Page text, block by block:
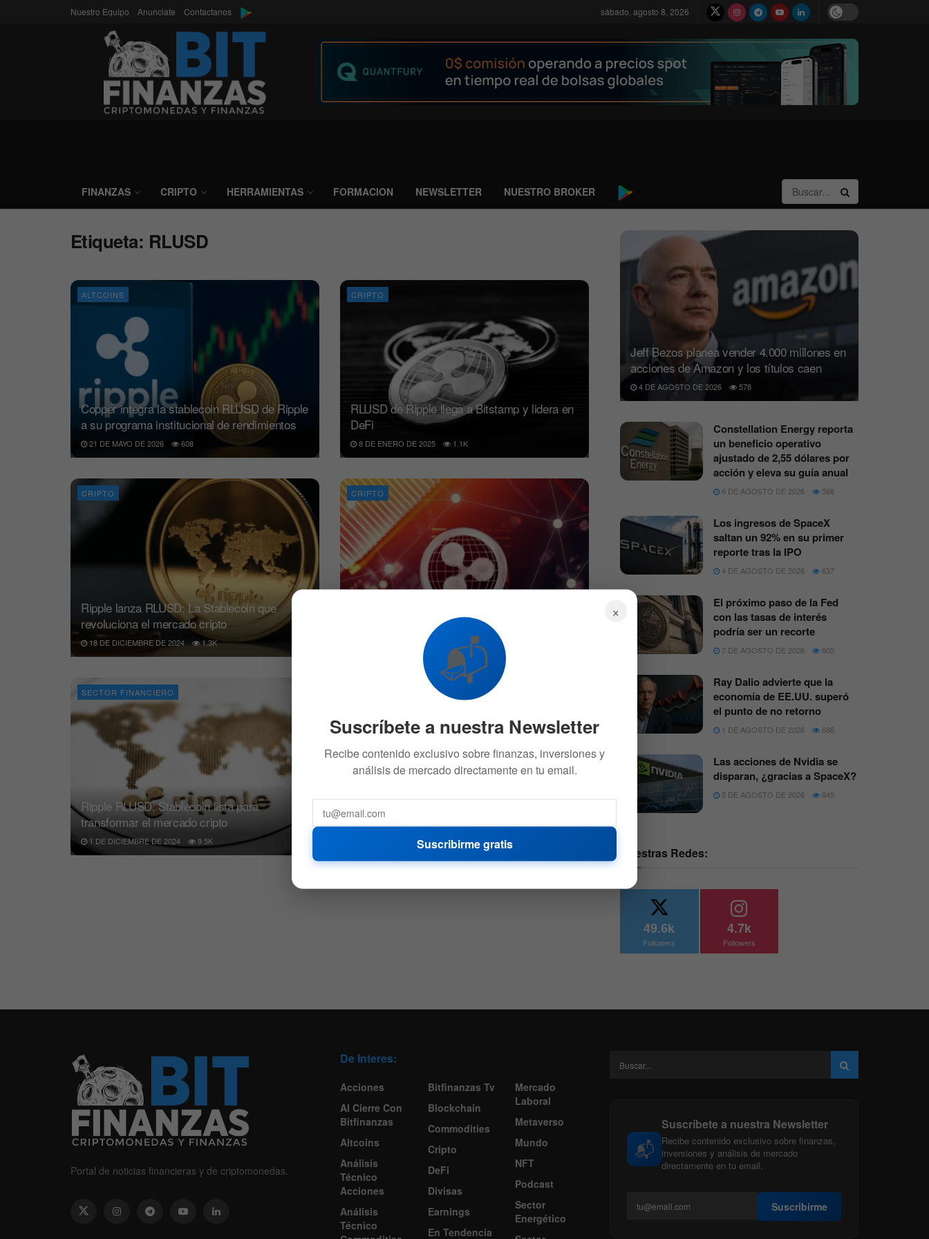
Nuestro Equipo Anunciate Contactanos sábado, agosto 8, 2026
FINANZAS CRIPTO HERRAMIENTAS FORMACION NEWSLETTER NUESTRO BROKER
Etiqueta: RLUSD
ALTCOINS
Copper integra la stablecoin RLUSD de Ripple
a su programa institucional de rendimientos
21 DE MAYO DE 2026 608
CRIPTO
RLUSD de Ripple llega a Bitstamp y lidera en
DeFi
8 DE ENERO DE 2025 1.1K
CRIPTO
Ripple lanza RLUSD: La Stablecoin que
revoluciona el mercado cripto
18 DE DICIEMBRE DE 2024 1.3K
CRIPTO
revoluciona el mercado cripto
10 DE DICIEMBRE DE 2024 3.4K
SECTOR FINANCIERO
Ripple RLUSD: Stablecoin lista para
transformar el mercado cripto
1 DE DICIEMBRE DE 2024 9.5K
Ripple lanza RLUSD: La stablecoin que
revoluciona finanzas
16 DE OCTUBRE DE 2024 1.3K
Jeff Bezos planea vender 4.000 millones en
acciones de Amazon y los títulos caen
4 DE AGOSTO DE 2026 578
Constellation Energy reporta
un beneficio operativo
ajustado de 2,55 dólares por
acción y eleva su guía anual
6 DE AGOSTO DE 2026 568
Los ingresos de SpaceX
saltan un 92% en su primer
reporte tras la IPO
4 DE AGOSTO DE 2026 637
El próximo paso de la Fed
con las tasas de interés
podría ser un recorte
7 DE AGOSTO DE 2026 605
Ray Dalio advierte que la
economía de EE.UU. superó
el punto de no retorno
1 DE AGOSTO DE 2026 686
Las acciones de Nvidia se
disparan, ¿gracias a SpaceX?
5 DE AGOSTO DE 2026 645
Nuestras Redes:
49.6k
Followers
4.7k
Followers
Portal de noticias financieras y de criptomonedas.
De Interes:
Acciones
Al Cierre Con
Bitfinanzas
Altcoins
Análisis
Técnico
Acciones
Análisis
Técnico
Bitfinanzas Tv
Blockchain
Commodities
Cripto
DeFi
Divisas
Earnings
En Tendencia
Mercado
Laboral
Metaverso
Mundo
NFT
Podcast
Sector
Energético
📬
Suscríbete a nuestra Newsletter
Recibe contenido exclusivo sobre finanzas,
inversiones y análisis de mercado
directamente en tu email.
Suscribirme
×
📬
Suscríbete a nuestra Newsletter
Recibe contenido exclusivo sobre finanzas, inversiones y
análisis de mercado directamente en tu email.
Suscribirme gratis